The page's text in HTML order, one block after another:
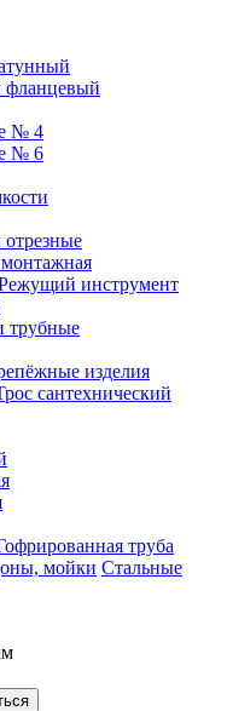
фланцевый
№ 4
№ 6
инструмент
трубные
изделия
сантехнический
труба
Стальные